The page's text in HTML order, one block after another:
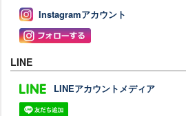
Instagramアカウント
LINE
LINEアカウントメディア